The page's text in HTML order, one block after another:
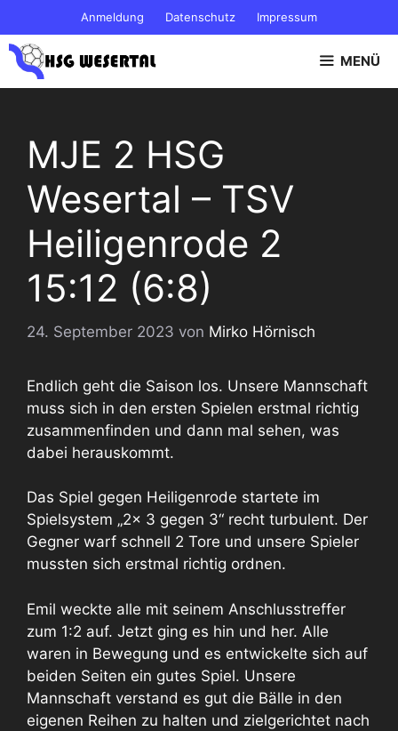
Inhalt
springen
Anmeldung Datenschutz Impressum
MENÜ
MJE 2 HSG
Wesertal – TSV
Heiligenrode 2
15:12 (6:8)
24. September 2023 von Mirko Hörnisch
Endlich geht die Saison los. Unsere Mannschaft
muss sich in den ersten Spielen erstmal richtig
zusammenfinden und dann mal sehen, was
dabei herauskommt.
Das Spiel gegen Heiligenrode startete im
Spielsystem „2x 3 gegen 3“ recht turbulent. Der
Gegner warf schnell 2 Tore und unsere Spieler
mussten sich erstmal richtig ordnen.
Emil weckte alle mit seinem Anschlusstreffer
zum 1:2 auf. Jetzt ging es hin und her. Alle
waren in Bewegung und es entwickelte sich auf
beiden Seiten ein gutes Spiel. Unsere
Mannschaft verstand es gut die Bälle in den
eigenen Reihen zu halten und zielgerichtet nach